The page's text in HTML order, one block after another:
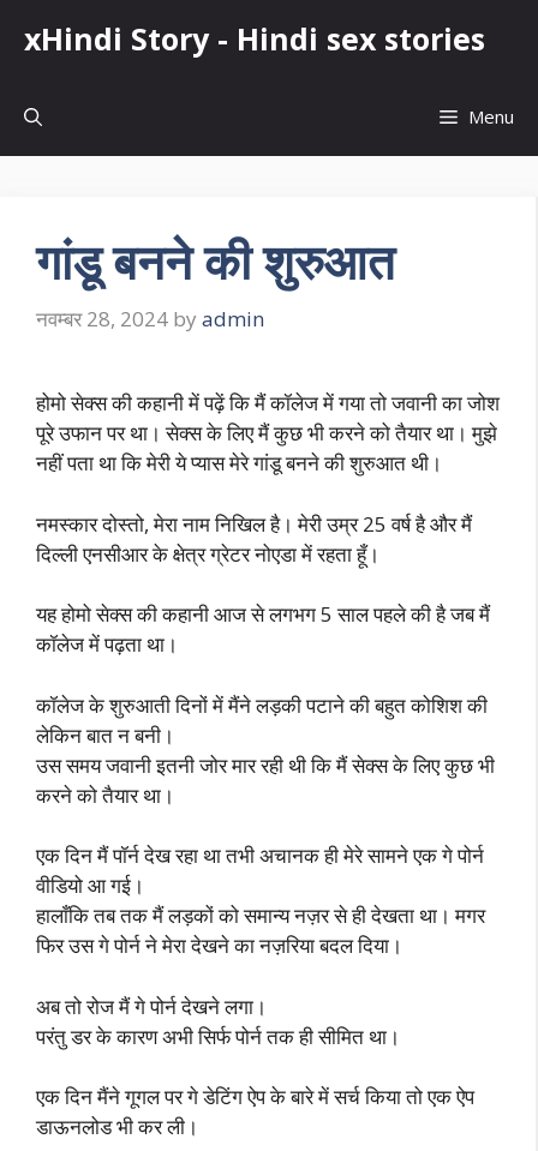
xHindi Story - Hindi sex stories
Menu
गांडू बनने की शुरुआत
नवम्बर 28, 2024 by admin
होमो सेक्स की कहानी में पढ़ें कि मैं कॉलेज में गया तो जवानी का जोश
पूरे उफान पर था। सेक्स के लिए मैं कुछ भी करने को तैयार था। मुझे
नहीं पता था कि मेरी ये प्यास मेरे गांडू बनने की शुरुआत थी।
नमस्कार दोस्तो, मेरा नाम निखिल है। मेरी उम्र 25 वर्ष है और मैं
दिल्ली एनसीआर के क्षेत्र ग्रेटर नोएडा में रहता हूँ।
यह होमो सेक्स की कहानी आज से लगभग 5 साल पहले की है जब मैं
कॉलेज में पढ़ता था।
कॉलेज के शुरुआती दिनों में मैंने लड़की पटाने की बहुत कोशिश की
लेकिन बात न बनी।
उस समय जवानी इतनी जोर मार रही थी कि मैं सेक्स के लिए कुछ भी
करने को तैयार था।
एक दिन मैं पॉर्न देख रहा था तभी अचानक ही मेरे सामने एक गे पोर्न
वीडियो आ गई।
हालाँकि तब तक मैं लड़कों को समान्य नज़र से ही देखता था। मगर
फिर उस गे पोर्न ने मेरा देखने का नज़रिया बदल दिया।
अब तो रोज मैं गे पोर्न देखने लगा।
परंतु डर के कारण अभी सिर्फ पोर्न तक ही सीमित था।
एक दिन मैंने गूगल पर गे डेटिंग ऐप के बारे में सर्च किया तो एक ऐप
डाऊनलोड भी कर ली।